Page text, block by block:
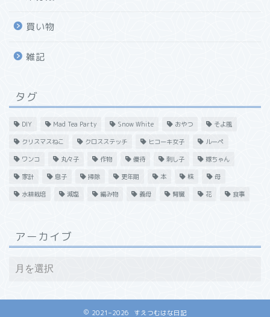
買い物
雑記
タグ
DIY Mad Tea Party Snow White おやつ そよ風
クリスマスねこ クロスステッチ ヒコーキ女子 ルーペ
ワンコ 丸々子 作物 優待 刺し子 嫁ちゃん
家計 息子 掃除 更年期 本 株 母
水耕栽培 減塩 編み物 義母 腎臓 花 食事
アーカイブ
2021–2026 すえつむはな日記